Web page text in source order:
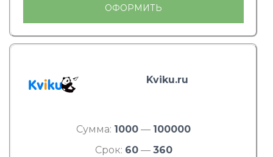
ОФОРМИТЬ
Kviku.ru
Сумма: 1000 — 100000
Срок: 60— 360